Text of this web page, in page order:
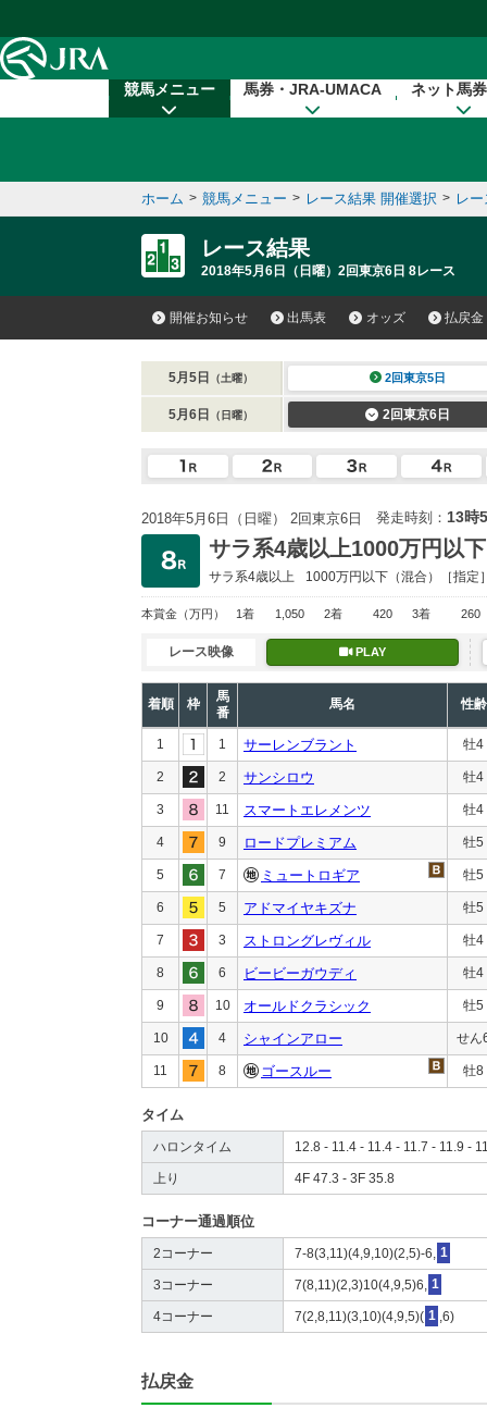
競馬メニュー 馬券・JRA-UMACA ネット馬
ホーム > 競馬メニュー > レース結果 開催選択 > レ
レース結果
2018年5月6日（日曜）2回東京6日 8レース
開催お知らせ 出馬表 オッズ 払戻金
5月5日 （土曜） 2回東京5日
5月6日 （日曜） 2回東京6日
2018年5月6日（日曜） 2回東京6日 発走時刻： 13時
サラ系4歳以上1000万円以下
サラ系4歳以上 1000万円以下 （混合）［指定
本賞金 （万円） 1着 1,050 2着 420 3着 260
レース映像 PLAY
着順 枠
馬
番
馬名 性齢
1 1 サーレンブラント 牡4
2 2 サンシロウ 牡4
3 11 スマートエレメンツ 牡4
4 9 ロードプレミアム 牡5
5 7 ミュートロギア 牡5
6 5 アドマイヤキズナ 牡5
7 3 ストロングレヴィル 牡4
8 6 ビービーガウディ 牡4
9 10 オールドクラシック 牡5
10 4 シャインアロー せん
11 8 ゴースルー 牡8
タイム
ハロンタイム 12.8 - 11.4 - 11.4 - 11.7 - 11.9 -
上り 4F 47.3 - 3F 35.8
コーナー通過順位
2コーナー 7-8(3,11)(4,9,10)(2,5)-6, 1
3コーナー 7(8,11)(2,3)10(4,9,5)6, 1
4コーナー 7(2,8,11)(3,10)(4,9,5)( 1 ,6)
払戻金